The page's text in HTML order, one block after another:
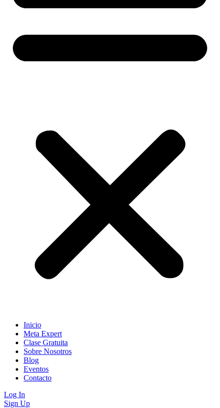
Inicio
Meta Expert
Clase Gratuita
Sobre Nosotros
Blog
Eventos
Contacto
Log In
Sign Up